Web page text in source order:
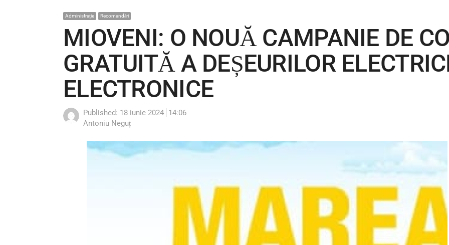
Administraţie Recomandări
MIOVENI: O NOUĂ CAMPANIE DE
GRATUITĂ A DEȘEURILOR
ELECTRONICE
Published: 18 iunie 2024 14:06
Author
Antoniu Neguț